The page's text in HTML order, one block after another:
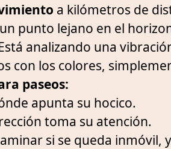
a kilómetros de
punto lejano en el
analizando una
con los colores,
paseos:
apunta su hocico.
toma su atención.
si se queda inmóvil,